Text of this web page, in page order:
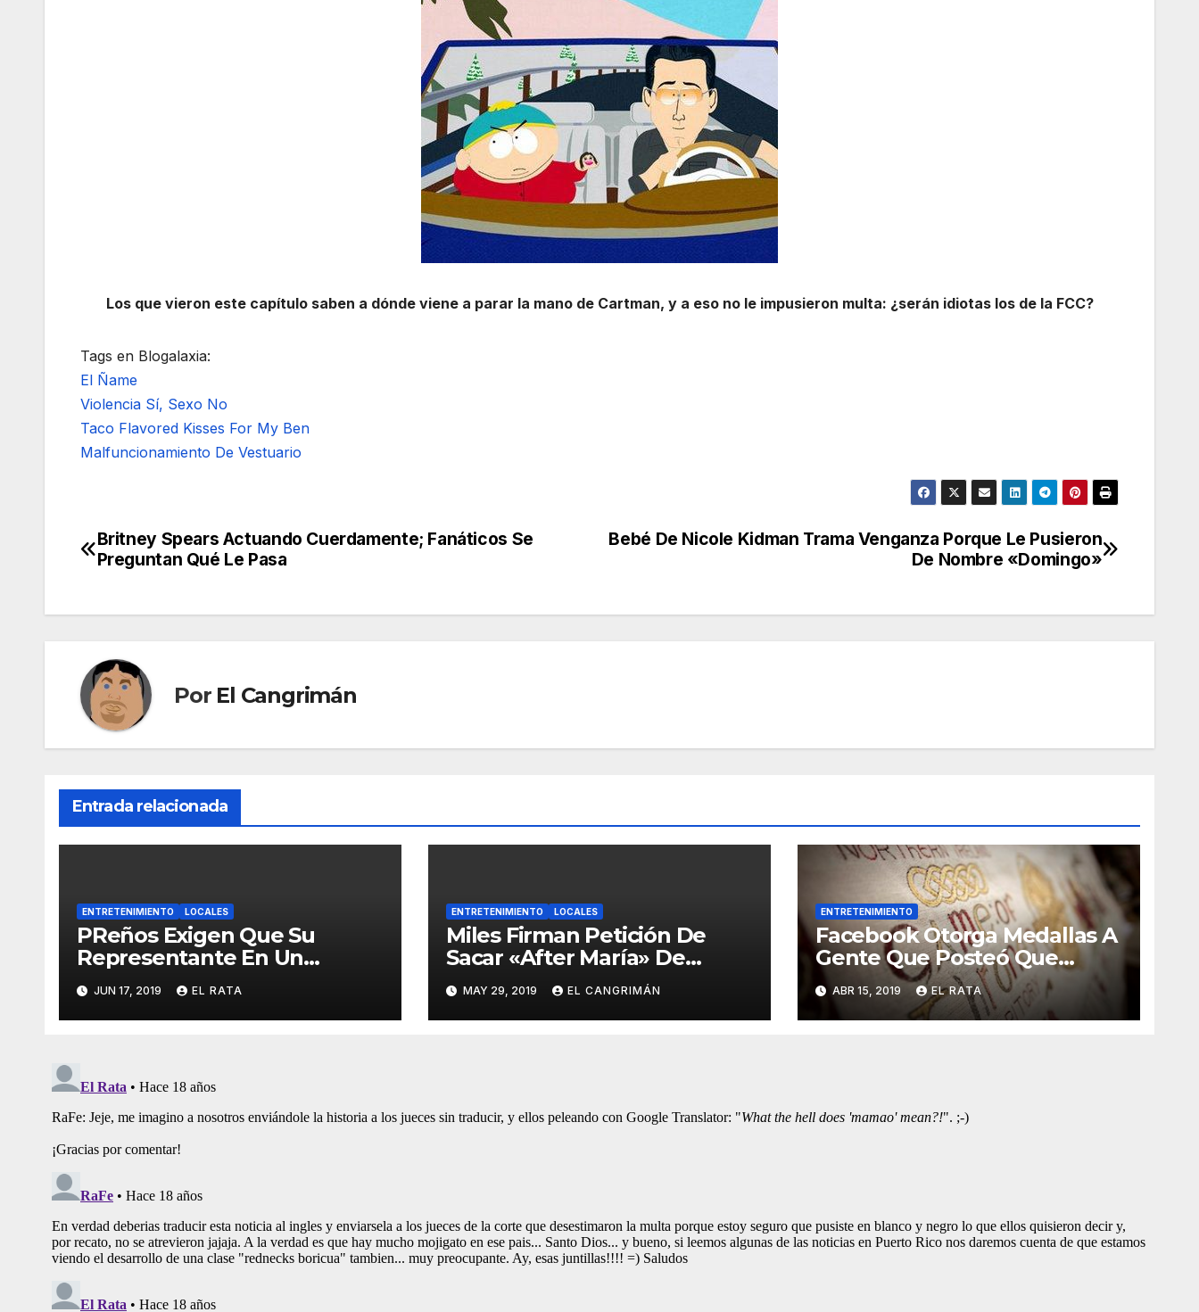
Los que vieron este capítulo saben a dónde viene a parar la mano de Cartman, y a eso no le impusieron multa: ¿serán idiotas los de la FCC?
Tags en Blogalaxia:
El Ñame
Violencia Sí, Sexo No
Taco Flavored Kisses For My Ben
Malfuncionamiento De Vestuario
Navegación
entradas
Bebé De Nicole Kidman Trama Venganza Porque Le Pusieron
De Nombre «Domingo»
Britney Spears Actuando Cuerdamente; Fanáticos Se
Preguntan Qué Le Pasa
Por El Cangrimán
Entrada relacionada
ENTRETENIMIENTO LOCALES
PReños Exigen Que Su
Representante En Un
Concurso Superficial E
Irrelevante Sea «Boricua De
Pura Cepa»
JUN 17, 2019 EL RATA
ENTRETENIMIENTO LOCALES
Miles Firman Petición De
Sacar «After María» De
Netflix Porque El
Documental No Trata Sobre
Lo Que Ellos Quieren Que
MAY 29, 2019 EL CANGRIMÁN
ENTRETENIMIENTO
Facebook Otorga Medallas A
Gente Que Posteó Que
Nunca Ha Visto «Game Of
Thrones»
ABR 15, 2019 EL RATA